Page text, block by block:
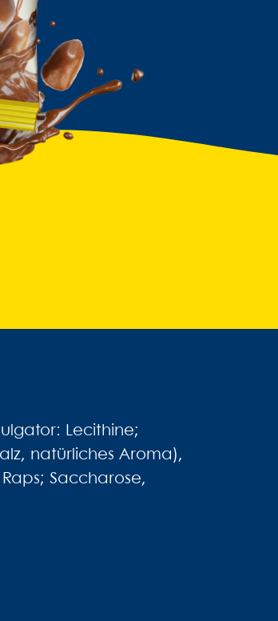
Lecithine;
natürliches Aroma),
Saccharose,